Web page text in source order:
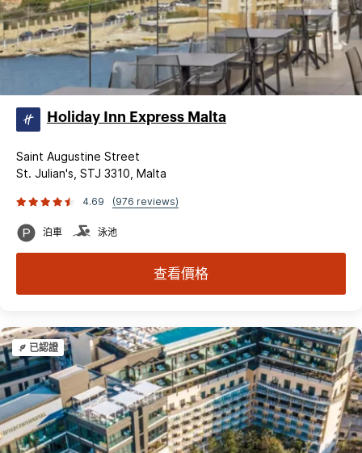
Holiday Inn Express Malta
Saint Augustine Street
St. Julian's, STJ 3310, Malta
4.69 (976 reviews)
泊車 泳池
查看價格
已認證